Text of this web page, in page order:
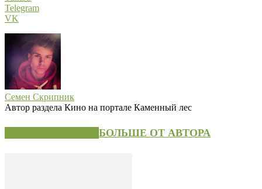
Telegram
VK
Семен Скрипник
Автор раздела Кино на портале Каменный лес
БОЛЬШЕ ОТ АВТОРА